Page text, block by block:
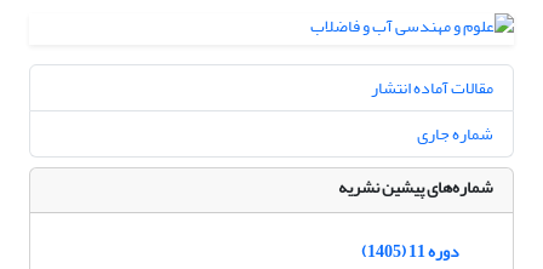
مقالات آماده انتشار
شماره جاری
شماره‌های پیشین نشریه
دوره 11 (1405)